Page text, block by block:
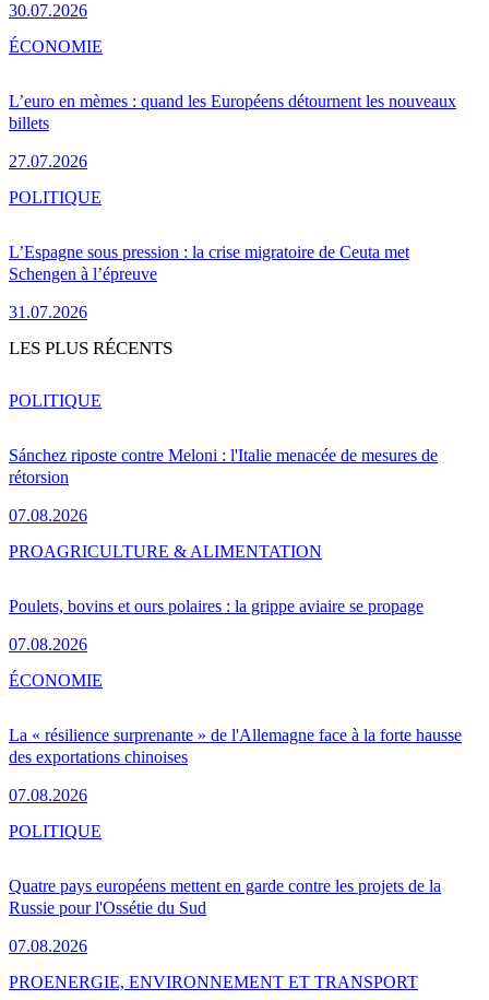
30.07.2026
L’euro en mèmes : quand les Européens détournent les nouveaux
billets
27.07.2026
ÉCONOMIE
L’Espagne sous pression : la crise migratoire de Ceuta met
Schengen à l’épreuve
31.07.2026
POLITIQUE
LES PLUS RÉCENTS
Sánchez riposte contre Meloni : l'Italie menacée de mesures de
rétorsion
07.08.2026
POLITIQUE
Poulets, bovins et ours polaires : la grippe aviaire se propage
07.08.2026
PROAGRICULTURE & ALIMENTATION
La « résilience surprenante » de l'Allemagne face à la forte hausse
des exportations chinoises
07.08.2026
ÉCONOMIE
Quatre pays européens mettent en garde contre les projets de la
Russie pour l'Ossétie du Sud
07.08.2026
POLITIQUE
PROENERGIE, ENVIRONNEMENT ET TRANSPORT